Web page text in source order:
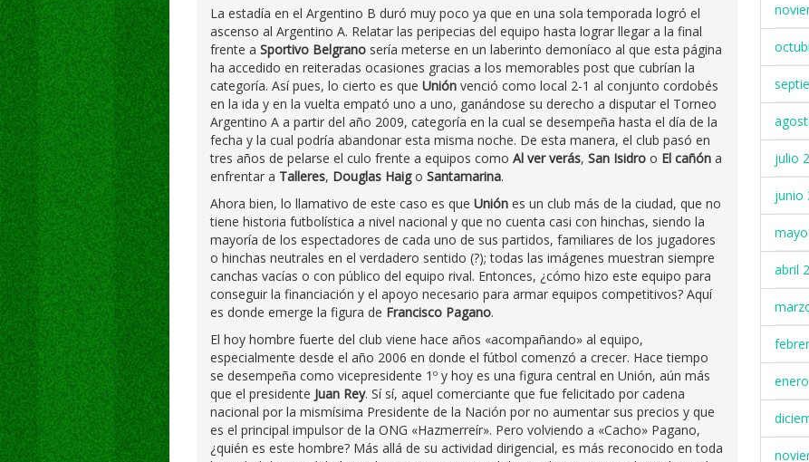
La estadía en el Argentino B duró muy poco ya que en una sola temporada logró el
ascenso al Argentino A. Relatar las peripecias del equipo hasta lograr llegar a la final
frente a Sportivo Belgrano sería meterse en un laberinto demoníaco al que esta página
ha accedido en reiteradas ocasiones gracias a los memorables post que cubrían la
categoría. Así pues, lo cierto es que Unión venció como local 2-1 al conjunto cordobés
en la ida y en la vuelta empató uno a uno, ganándose su derecho a disputar el Torneo
Argentino A a partir del año 2009, categoría en la cual se desempeña hasta el día de la
fecha y la cual podría abandonar esta misma noche. De esta manera, el club pasó en
tres años de pelarse el culo frente a equipos como Al ver verás, San Isidro o El cañón a
enfrentar a Talleres, Douglas Haigo Santamarina.
Ahora bien, lo llamativo de este caso es que Unión es un club más de la ciudad, que no
tiene historia futbolística a nivel nacional y que no cuenta casi con hinchas, siendo la
mayoría de los espectadores de cada uno de sus partidos, familiares de los jugadores
o hinchas neutrales en el verdadero sentido (?); todas las imágenes muestran siempre
canchas vacías o con público del equipo rival. Entonces, ¿cómo hizo este equipo para
conseguir la financiación y el apoyo necesario para armar equipos competitivos? Aquí
es donde emerge la figura de Francisco Pagano.
El hoy hombre fuerte del club viene hace años «acompañando» al equipo,
especialmente desde el año 2006 en donde el fútbol comenzó a crecer. Hace tiempo
se desempeña como vicepresidente 1º y hoy es una figura central en Unión, aún más
que el presidente Juan Rey. Sí sí, aquel comerciante que fue felicitado por cadena
nacional por la mismísima Presidente de la Nación por no aumentar sus precios y que
es el principal impulsor de la ONG «Hazmerreír». Pero volviendo a «Cacho» Pagano,
¿quién es este hombre? Más allá de su actividad dirigencial, es más reconocido en toda
julio
junio
abril